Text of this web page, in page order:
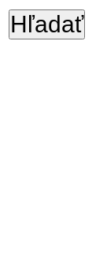
Hľadať